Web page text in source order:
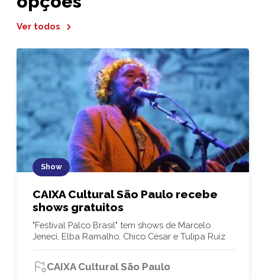
Ver todos
Show
CAIXA Cultural São Paulo recebe
shows gratuitos
"Festival Palco Brasil" tem shows de Marcelo
Jeneci, Elba Ramalho, Chico César e Tulipa Ruiz
CAIXA Cultural São Paulo